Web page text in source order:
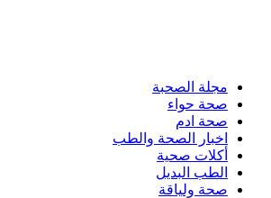
مجلة الصحبة
صحة حواء
صحة ادم
اخبار الصحة والطب
أكلات صحية
الطب البديل
صحة ولياقة